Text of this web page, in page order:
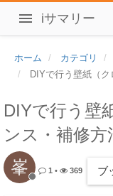
iサマリー
ホーム カテゴリ
DIYで行う壁紙（ク
DIYで行う壁
ンス・補修方
峯 1 • 369 ブ